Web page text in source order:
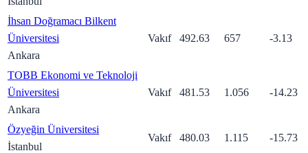
İhsan Doğramacı Bilkent
Üniversitesi
Ankara
Vakıf 492.63 657 -3.13
TOBB Ekonomi ve Teknoloji
Üniversitesi
Ankara
Vakıf 481.53 1.056 -14.23
Özyeğin Üniversitesi
İstanbul
Vakıf 480.03 1.115 -15.73